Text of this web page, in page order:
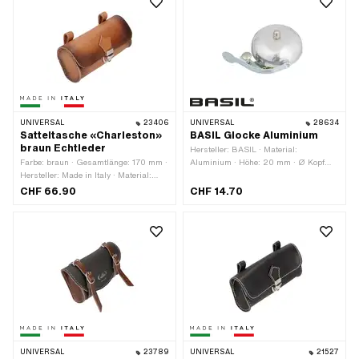
UNIVERSAL 23406
Satteltasche «Charleston»
braun Echtleder
Farbe: braun · Gesamtlänge: 170 mm ·
Hersteller: Made in Italy · Material:
Echtleder · Höhe: 75 mm · Abstand
Befestigungspunkte: 2 Stk. · Breite:
CHF 66.90
UNIVERSAL 28634
BASIL Glocke Aluminium
Hersteller: BASIL · Material:
Aluminium · Höhe: 20 mm · Ø Kopf
CHF 14.70
UNIVERSAL 23789 UNIVERSAL 21527